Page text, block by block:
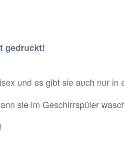
gedruckt!
und es gibt sie auch nur in
sie im Geschirrspüler